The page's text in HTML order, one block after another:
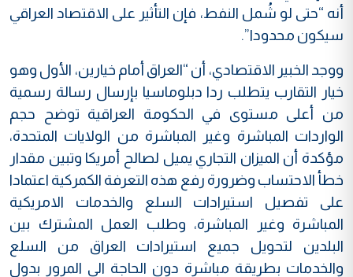
أنه “حتى لو شُمل النفط، فإن التأثير على الاقتصاد العراقي
سيكون محدودا”.
ووجد الخبير الاقتصادي، أن “العراق أمام خيارين، الأول وهو
خيار التقارب يتطلب ردا دبلوماسيا بإرسال رسالة رسمية
من أعلى مستوى في الحكومة العراقية توضح حجم
الواردات المباشرة وغير المباشرة من الولايات المتحدة،
مؤكدة أن الميزان التجاري يميل لصالح أمريكا وتبين مقدار
خطأ الاحتساب وضرورة رفع هذه التعرفة الكمركية اعتمادا
على تفصيل استيرادات السلع والخدمات الامريكية
المباشرة وغير المباشرة، وطلب العمل المشترك بين
البلدين لتحويل جميع استيرادات العراق من السلع
والخدمات بطريقة مباشرة دون الحاجة الى المرور بدول